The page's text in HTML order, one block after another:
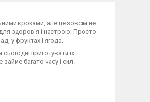
кроками, але це зовсім не
здоров'я і настрою. Просто
у фруктах і ягода.
приготувати їх
займе багато часу і сил.